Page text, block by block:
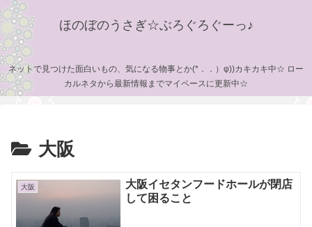
ほのぼのうさぎ☆ぶろぐろぐーっ♪
ネットで見つけた面白いもの、気になる物事とか(*．．）φ))カキカキ中☆ ロー
カルネタから最新情報までマイペースに更新中☆
大阪
大阪
大阪イセタンフードホールが閉店
して困ること